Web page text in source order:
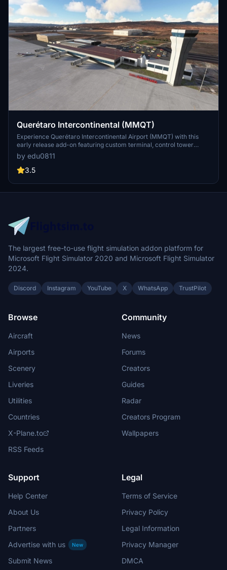
Querétaro Intercontinental (MMQT)
Experience Querétaro Intercontinental Airport (MMQT) with this
early release add-on featuring custom terminal, control tower
model, and cosmetic jetways. Simply drag and drop the contents to
your Community folder for easy installation.
by edu0811
3.5
The largest free-to-use flight simulation addon platform for
Microsoft Flight Simulator 2020 and Microsoft Flight Simulator
2024.
Discord Instagram YouTube X WhatsApp TrustPilot
Browse
Aircraft
Airports
Scenery
Liveries
Utilities
Countries
X-Plane.to
RSS Feeds
Community
News
Forums
Creators
Guides
Radar
Creators Program
Wallpapers
Support
Help Center
About Us
Partners
Advertise with us
New
Submit News
Legal
Terms of Service
Privacy Policy
Legal Information
Privacy Manager
DMCA